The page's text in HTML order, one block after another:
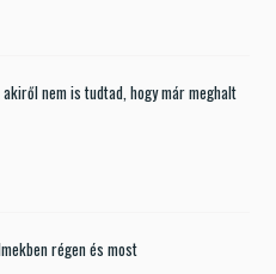
nem is tudtad, hogy már meghalt
régen és most